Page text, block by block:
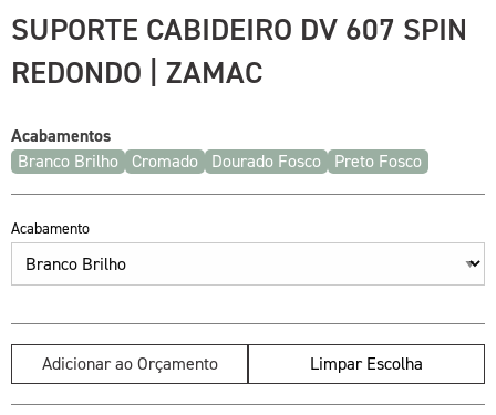
SUPORTE CABIDEIRO DV 607 SPIN
REDONDO | ZAMAC
Acabamentos
Branco Brilho
Cromado Dourado Fosco Preto Fosco
Acabamento
Adicionar ao Orçamento Limpar Escolha